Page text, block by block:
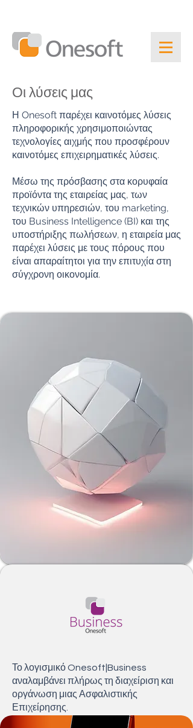
Οι λύσεις μας
Η Onesoft παρέχει καινοτόμες λύσεις
πληροφορικής χρησιμοποιώντας
τεχνολογίες αιχμής που προσφέρουν
καινοτόμες επιχειρηματικές λύσεις.
Μέσω της πρόσβασης στα κορυφαία
προϊόντα της εταιρείας μας, των
τεχνικών υπηρεσιών, του marketing,
του Business Intelligence (BI) και της
υποστήριξης πωλήσεων, η εταιρεία μας
παρέχει λύσεις με τους πόρους που
είναι απαραίτητοι για την επιτυχία στη
σύγχρονη οικονομία.
Το λογισμικό Onesoft|Business
αναλαμβάνει πλήρως τη διαχείριση και
οργάνωση μιας Ασφαλιστικής
Επιχείρησης.